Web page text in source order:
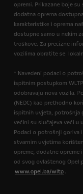
opremi. Prikazane boje
dodatna oprema
karakteristike i oprema
dostupne samo u nekim
troškove. Za precizne
vozilima obratite se
* Navedeni podaci o
ispitnim postupkom
odobravaju nova vozila.
(NEDC) kao prethodno
ispitnih uvjeta, potrošnja
većini su slučajeva veći u
Podaci o potrošnji goriva i
stvarnim uvjetima
opreme, dodatne opreme
od svog ovlaštenog Opel
www.opel.ba/wltp .